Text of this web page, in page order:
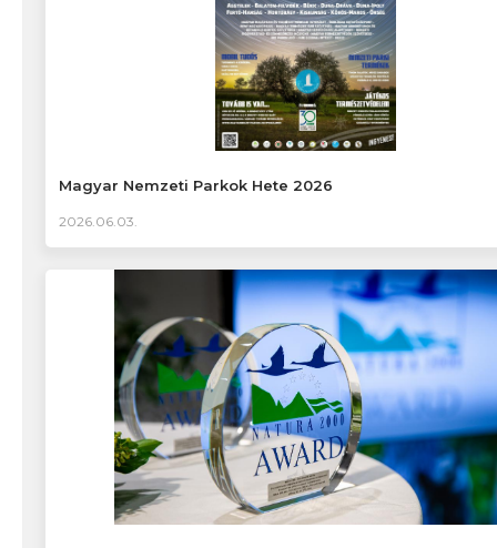
Magyar Nemzeti Parkok Hete 2026
2026.06.03.